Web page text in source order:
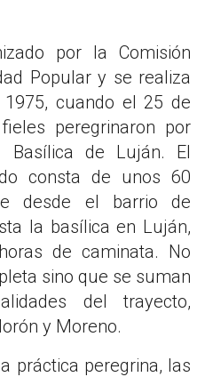
por la Comisión
Popular y se realiza
cuando el 25 de
peregrinaron por
Basílica de Luján. El
consta de unos 60
desde el barrio de
la basílica en Luján,
de caminata. No
sino que se suman
del trayecto,
y Moreno.
práctica peregrina, las